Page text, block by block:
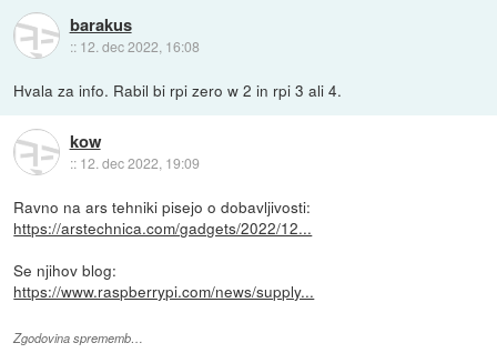
barakus
:: 12. dec 2022, 16:08
Hvala za info. Rabil bi rpi zero w 2 in rpi 3 ali 4.
kow
:: 12. dec 2022, 19:09
Ravno na ars tehniki pisejo o dobavljivosti:
https://arstechnica.com/gadgets/2022/12...
Se njihov blog:
https://www.raspberrypi.com/news/supply...
Zgodovina sprememb…